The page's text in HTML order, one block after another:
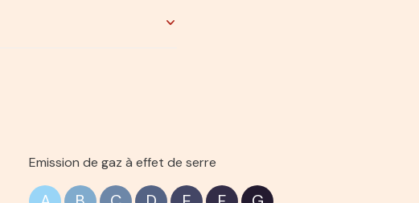
Emission de gaz à effet de serre